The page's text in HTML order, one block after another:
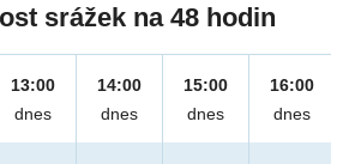
srážek na 48 hodin
13:00
dnes
14:00
dnes
15:00
dnes
16:00
dnes